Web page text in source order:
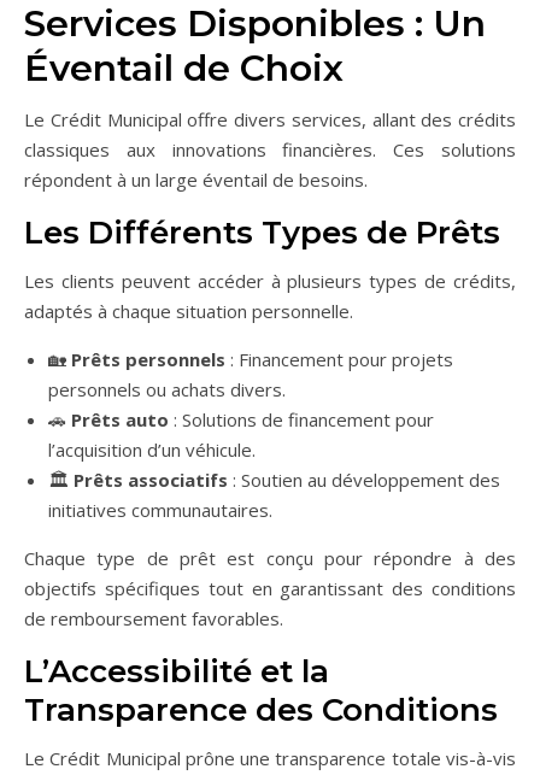
Services Disponibles : Un
Éventail de Choix
Le Crédit Municipal offre divers services, allant des crédits
classiques aux innovations financières. Ces solutions
répondent à un large éventail de besoins.
Les Différents Types de Prêts
Les clients peuvent accéder à plusieurs types de crédits,
adaptés à chaque situation personnelle.
🏡 Prêts personnels : Financement pour projets
personnels ou achats divers.
🚗 Prêts auto : Solutions de financement pour
l’acquisition d’un véhicule.
🏛️ Prêts associatifs : Soutien au développement des
initiatives communautaires.
Chaque type de prêt est conçu pour répondre à des
objectifs spécifiques tout en garantissant des conditions
de remboursement favorables.
L’Accessibilité et la
Transparence des Conditions
Le Crédit Municipal prône une transparence totale vis-à-vis